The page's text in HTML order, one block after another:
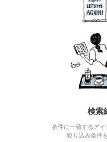
検索
条件に一致するア
絞り込み条件